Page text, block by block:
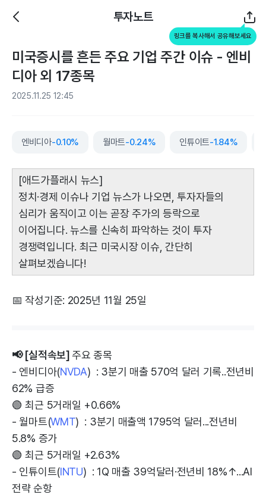
투자노트
링크를 복사해서 공유해보세요
미국증시를 흔든 주요 기업 주간 이슈 - 엔비
디아 외 17종목
2025.11.25 12:45
엔비디아-0.10% 월마트-0.24% 인튜이트-1.84%
[애드가플래시 뉴스]
정치·경제 이슈나 기업 뉴스가 나오면, 투자자들의
심리가 움직이고 이는 곧장 주가의 등락으로
이어집니다. 뉴스를 신속히 파악하는 것이 투자
경쟁력입니다. 최근 미국시장 이슈, 간단히
살펴보겠습니다!
📅 작성기준: 2025년 11월 25일
📢 [실적속보]주요 종목
- 엔비디아(NVDA) : 3분기 매출 570억 달러 기록..전년비
62% 급증
🟢 최근 5거래일 +0.66%
- 월마트(WMT) : 3분기 매출액 1795억 달러...전년비
5.8% 증가
🟢 최근 5거래일 +2.63%
- 인튜이트(INTU) : 1Q 매출 39억달러·전년비 18%↑...AI
전략 순항